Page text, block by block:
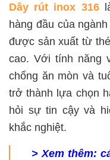
Dây rút inox 316
hàng đầu của
được sản xuất từ
cao. Với tính năng
chống ăn mòn và
trở thành lựa chọn
hỏi sự tin cậy và
khắc nghiệt.
> Xem thêm: